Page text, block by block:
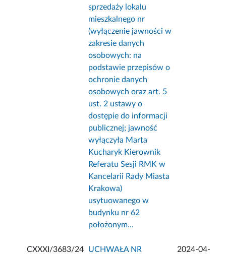
sprzedaży lokalu
mieszkalnego nr
(wyłączenie jawności w
zakresie danych
osobowych: na
podstawie przepisów o
ochronie danych
osobowych oraz art. 5
ust. 2 ustawy o
dostępie do informacji
publicznej; jawność
wyłączyła Marta
Kucharyk Kierownik
Referatu Sesji RMK w
Kancelarii Rady Miasta
Krakowa)
usytuowanego w
budynku nr 62
położonym...
CXXXI/3683/24 UCHWAŁA NR 2024-04-